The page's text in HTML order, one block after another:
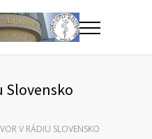
Slovensko
V RÁDIU SLOVENSKO